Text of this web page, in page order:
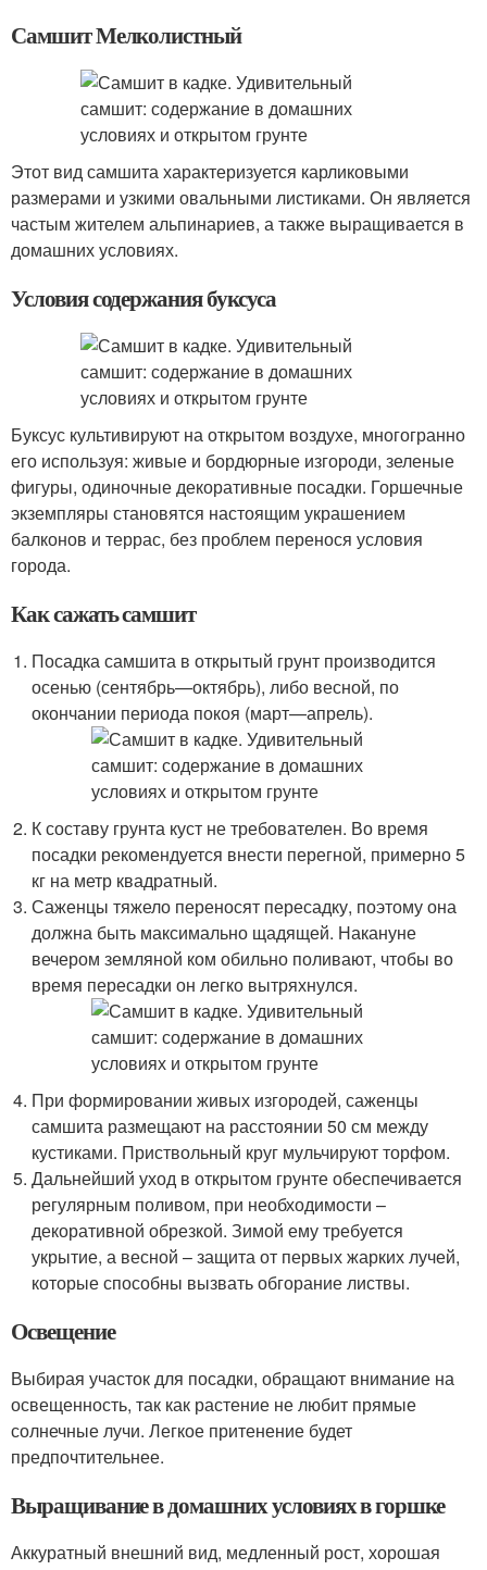
Самшит Мелколистный
Этот вид самшита характеризуется карликовыми
размерами и узкими овальными листиками. Он является
частым жителем альпинариев, а также выращивается в
домашних условиях.
Условия содержания буксуса
Буксус культивируют на открытом воздухе, многогранно
его используя: живые и бордюрные изгороди, зеленые
фигуры, одиночные декоративные посадки. Горшечные
экземпляры становятся настоящим украшением
балконов и террас, без проблем перенося условия
города.
Как сажать самшит
Посадка самшита в открытый грунт производится
осенью (сентябрь—октябрь), либо весной, по
окончании периода покоя (март—апрель).
К составу грунта куст не требователен. Во время
посадки рекомендуется внести перегной, примерно 5
кг на метр квадратный.
Саженцы тяжело переносят пересадку, поэтому она
должна быть максимально щадящей. Накануне
вечером земляной ком обильно поливают, чтобы во
время пересадки он легко вытряхнулся.
При формировании живых изгородей, саженцы
самшита размещают на расстоянии 50 см между
кустиками. Приствольный круг мульчируют торфом.
Дальнейший уход в открытом грунте обеспечивается
регулярным поливом, при необходимости –
декоративной обрезкой. Зимой ему требуется
укрытие, а весной – защита от первых жарких лучей,
которые способны вызвать обгорание листвы.
Освещение
Выбирая участок для посадки, обращают внимание на
освещенность, так как растение не любит прямые
солнечные лучи. Легкое притенение будет
предпочтительнее.
Выращивание в домашних условиях в горшке
Аккуратный внешний вид, медленный рост, хорошая